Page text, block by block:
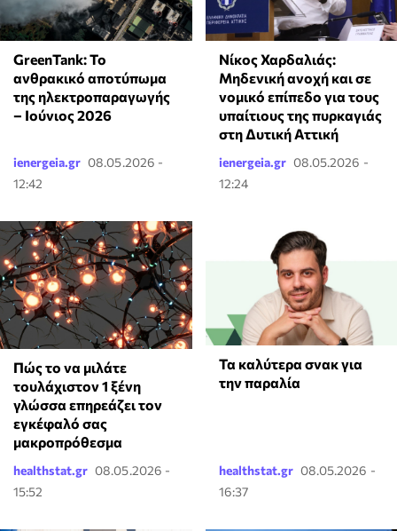
GreenTank: Το
ανθρακικό αποτύπωμα
της ηλεκτροπαραγωγής
– Ιούνιος 2026
ienergeia.gr 08.05.2026 -
12:42
Νίκος Χαρδαλιάς:
Μηδενική ανοχή και σε
νομικό επίπεδο για τους
υπαίτιους της πυρκαγιάς
στη Δυτική Αττική
ienergeia.gr 08.05.2026 -
12:24
⁠Πώς το να μιλάτε
τουλάχιστον 1 ξένη
γλώσσα επηρεάζει τον
εγκέφαλό σας
μακροπρόθεσμα
healthstat.gr 08.05.2026 -
15:52
Τα καλύτερα σνακ για
την παραλία
healthstat.gr 08.05.2026 -
16:37